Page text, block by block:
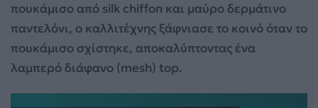
πουκάμισο από silk chiffon και μαύρο δερμάτινο
παντελόνι, ο καλλιτέχνης ξάφνιασε το κοινό όταν το
πουκάμισο σχίστηκε, αποκαλύπτοντας ένα
λαμπερό διάφανο (mesh) top.